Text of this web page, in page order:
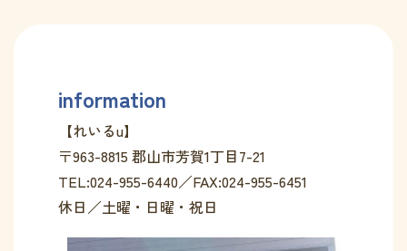
information
【れいるu】
〒963-8815 郡山市芳賀1丁目7-21
TEL:024-955-6440／FAX:024-955-6451
休日／土曜・日曜・祝日